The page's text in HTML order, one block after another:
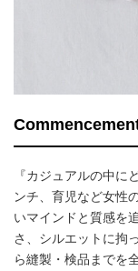
『カジュアルの中に
ンチ、育児など女性
いマインドと質感を
さ、シルエットに拘
ら縫製・検品までを